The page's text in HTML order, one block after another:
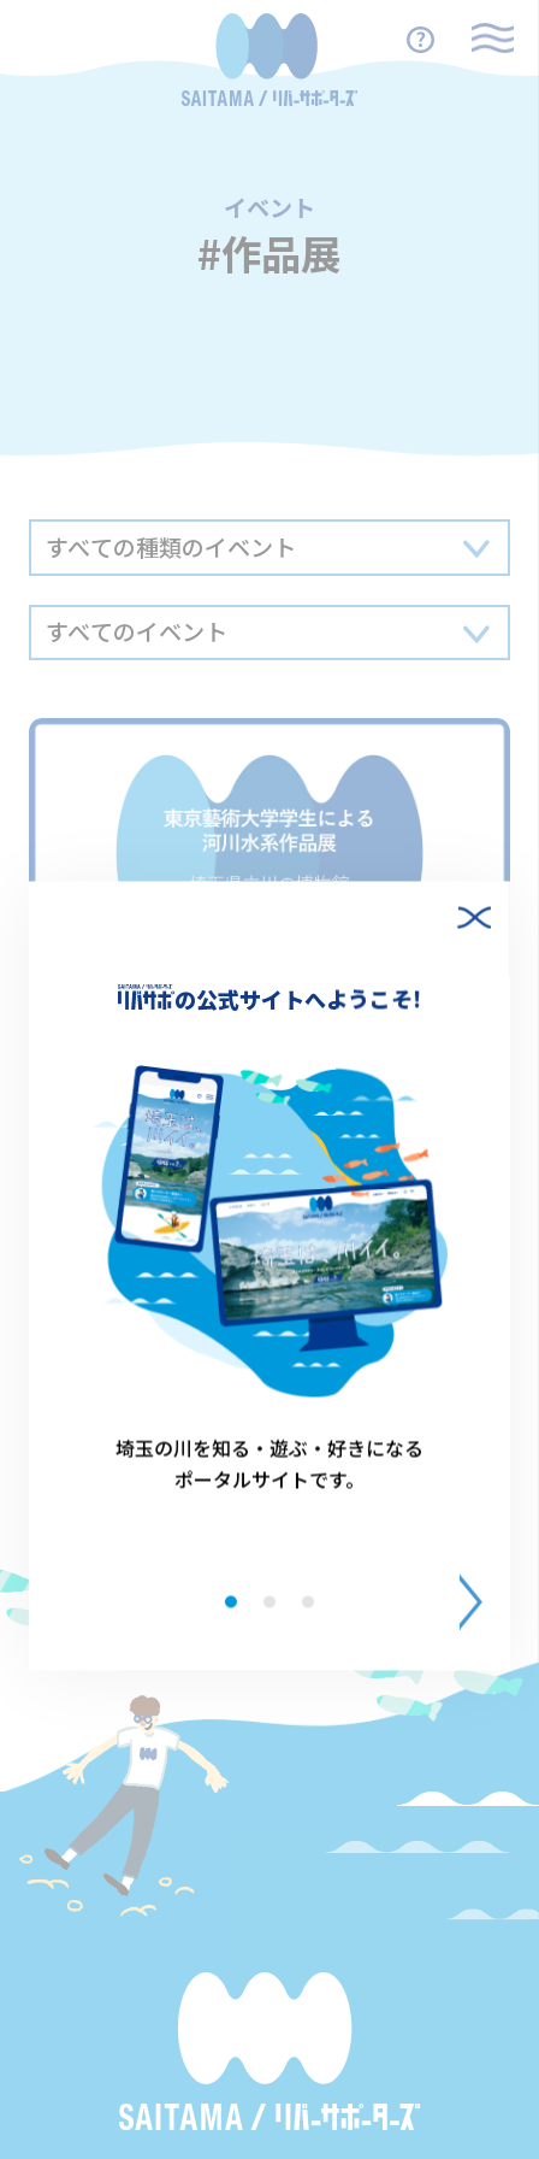
イベント
/
#作品展
2023.05.27(土)～2023.06.18(日) 9:00～17:00
寄居町
1
の公式サイトへようこそ!
埼玉の川を知る・遊ぶ・好きになる
ポータルサイトです。